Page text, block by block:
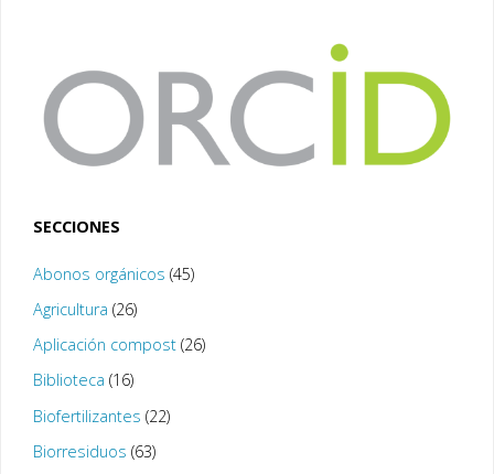
SECCIONES
Abonos orgánicos (45)
Agricultura (26)
Aplicación compost(26)
Biblioteca (16)
Biofertilizantes (22)
Biorresiduos (63)